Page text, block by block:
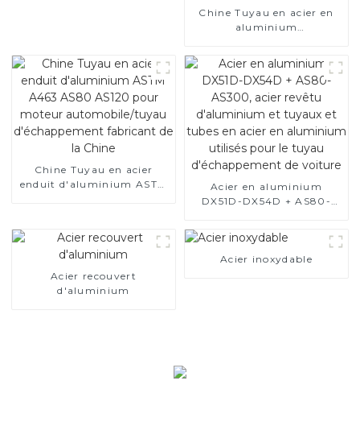
Chine Tuyau en acier en
aluminium
d'aluminium de 1,0/1,5/2,0
mm pour système
d'échappement de voiture
Fabricants
Chine Tuyau en acier
enduit d'aluminium ASTM
de la Chine
Acier en aluminium
DX51D-DX54D + AS80-
d'aluminium et tuyaux et
tubes en acier en
aluminium utilisés pour le
Acier recouvert
d'aluminium
Acier inoxydable